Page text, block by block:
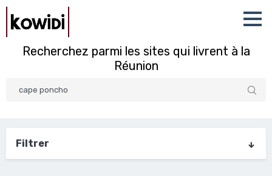
Recherchez parmi les sites qui livrent à la
Réunion
Filtrer